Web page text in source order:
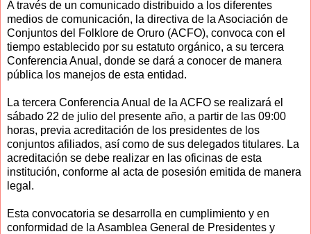
A través de un comunicado distribuido a los diferentes
medios de comunicación, la directiva de la Asociación de
Conjuntos del Folklore de Oruro (ACFO), convoca con el
tiempo establecido por su estatuto orgánico, a su tercera
Conferencia Anual, donde se dará a conocer de manera
pública los manejos de esta entidad.
La tercera Conferencia Anual de la ACFO se realizará el
sábado 22 de julio del presente año, a partir de las 09:00
horas, previa acreditación de los presidentes de los
conjuntos afiliados, así como de sus delegados titulares. La
acreditación se debe realizar en las oficinas de esta
institución, conforme al acta de posesión emitida de manera
legal.
Esta convocatoria se desarrolla en cumplimiento y en
conformidad de la Asamblea General de Presidentes y